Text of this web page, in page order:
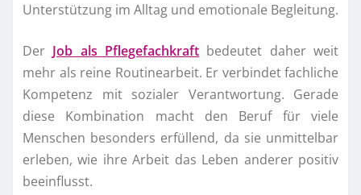
Unterstützung im Alltag und emotionale Begleitung.
Der Job als Pflegefachkraft bedeutet daher weit
mehr als reine Routinearbeit. Er verbindet fachliche
Kompetenz mit sozialer Verantwortung. Gerade
diese Kombination macht den Beruf für viele
Menschen besonders erfüllend, da sie unmittelbar
erleben, wie ihre Arbeit das Leben anderer positiv
beeinflusst.